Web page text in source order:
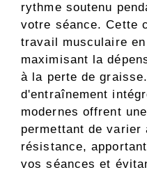
rythme soutenu
votre séance. Cette
travail musculaire
maximisant la
à la perte de
d'entraînement
modernes offrent
permettant de varier
résistance,
vos séances et